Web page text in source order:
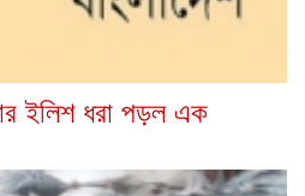
ইলিশ ধরা পড়ল এক